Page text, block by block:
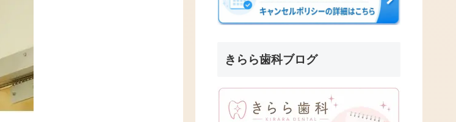
きらら歯科ブログ